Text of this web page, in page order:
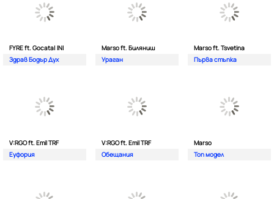
FYRE ft. Gocata| INI
Здрав Бодър Дух
Marso ft. Биляниш
Ураган
Marso ft. Tsvetina
Първа стъпка
V:RGO ft. Emil TRF
Еуфория
V:RGO ft. Emil TRF
Обещания
Marso
Топ модел